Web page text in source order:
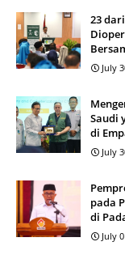
23
July
Saudi
di
July
pada
di
July